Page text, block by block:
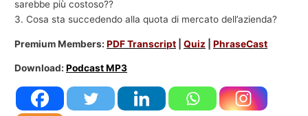
sarebbe più costoso??
3. Cosa sta succedendo alla quota di mercato dell’azienda?
Premium Members:PDF Transcript |Quiz |PhraseCast
Download:Podcast MP3